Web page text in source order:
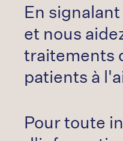
En
et nous
traitements
patients à
Pour toute